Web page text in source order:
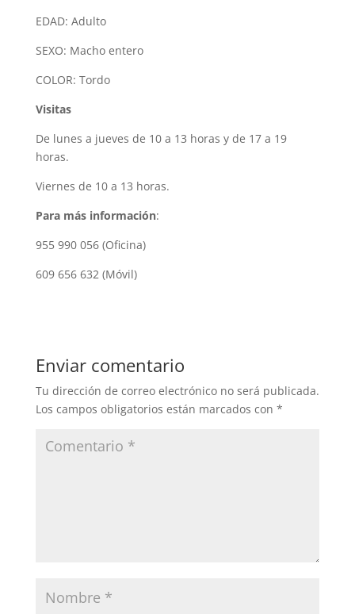
EDAD: Adulto
SEXO: Macho entero
COLOR: Tordo
Visitas
De lunes a jueves de 10 a 13 horas y de 17 a 19
horas.
Viernes de 10 a 13 horas.
Para más información:
955 990 056 (Oficina)
609 656 632 (Móvil)
Enviar comentario
Tu dirección de correo electrónico no será publicada.
Los campos obligatorios están marcados con *